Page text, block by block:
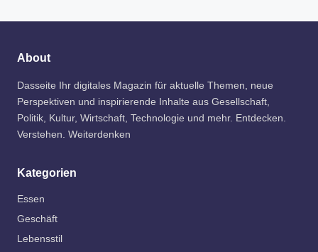
About
Dasseite Ihr digitales Magazin für aktuelle Themen, neue
Perspektiven und inspirierende Inhalte aus Gesellschaft,
Politik, Kultur, Wirtschaft, Technologie und mehr. Entdecken.
Verstehen. Weiterdenken
Kategorien
Essen
Geschäft
Lebensstil